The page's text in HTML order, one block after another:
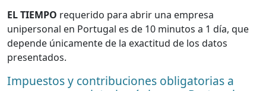
EL TIEMPO requerido para abrir una empresa
unipersonal en Portugal es de 10 minutos a 1 día, que
depende únicamente de la exactitud de los datos
presentados.
Impuestos y contribuciones obligatorias a